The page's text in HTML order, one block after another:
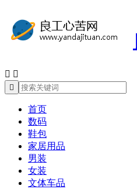
 

首页
数码
鞋包
家居用品
男装
女装
文体车品